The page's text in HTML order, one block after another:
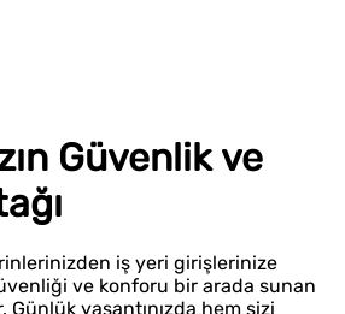
Güvenlik ve
iş yeri girişlerinize
ve konforu bir arada sunan
yaşantınızda hem sizi